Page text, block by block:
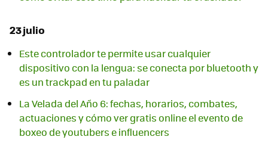
23 julio
Este controlador te permite usar cualquier
dispositivo con la lengua: se conecta por bluetooth y
es un trackpad en tu paladar
La Velada del Año 6: fechas, horarios, combates,
actuaciones y cómo ver gratis online el evento de
boxeo de youtubers e influencers